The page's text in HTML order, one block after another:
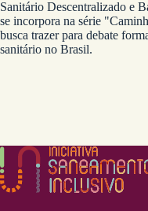
Sanitário Descentralizado e
se incorpora na série
busca trazer para debate
sanitário no Brasil.